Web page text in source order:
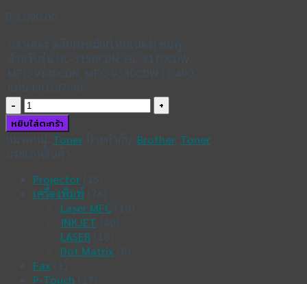
฿ 2,090.00
บราเดอร์ ตลับผงหมึก(โทนเนอร์) ชมพู
สำหรับรุ่น HL-3150CDN, HL-3170CDW,
MFC-9140CDN, MFC-9330CDW (1,400
แผ่น ISO19798)
จำนวน
ฺBrother
Toner
TN-
261M
ชิ้น
หยิบใส่ตะกร้า
หมวดหมู่: Toner ป้ายกำกับ: Brother, Toner
ประเภทสินค้า
Projector (15)
เครื่องพิมพ์ (76)
Laser MFC (10)
INKJET (40)
LASER (18)
Dot Matrix (8)
Fax (1)
P-Touch (17)